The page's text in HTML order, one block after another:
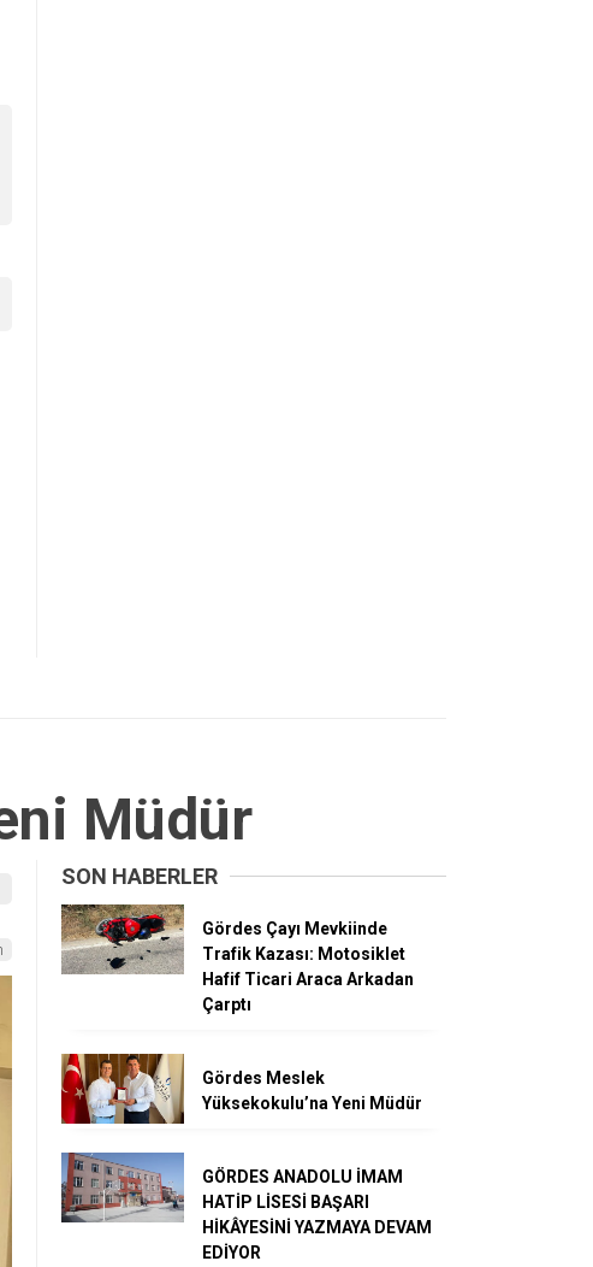
Müdür
SON HABERLER
Gördes Çayı Mevkiinde
Trafik Kazası: Motosiklet
Hafif Ticari Araca Arkadan
Çarptı
Gördes Meslek
Yüksekokulu’na Yeni Müdür
GÖRDES ANADOLU İMAM
HATİP LİSESİ BAŞARI
HİKÂYESİNİ YAZMAYA DEVAM
EDİYOR